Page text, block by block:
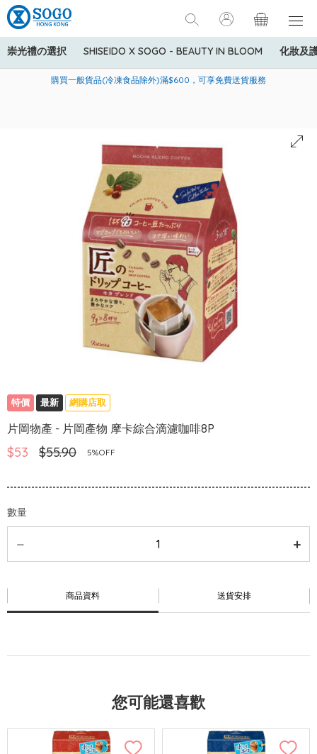
崇光禮の選択 SHISEIDO X SOGO - BEAUTY IN BLOOM 化妝及
美國運通Explorer®信用卡會員購物禮遇：高達5%簽賬回贈！
購買一般貨品(冷凍食品除外)滿$600，可享免費送貨服務
寄送中國內地服務只適用於指定商品，若訂單金額少於HK$600(折
特價 最新 網購店取
片岡物產 - 片岡產物 摩卡綜合滴濾咖啡8P
$53 $55.90 5%OFF
數量
商品資料 送貨安排
您可能還喜歡